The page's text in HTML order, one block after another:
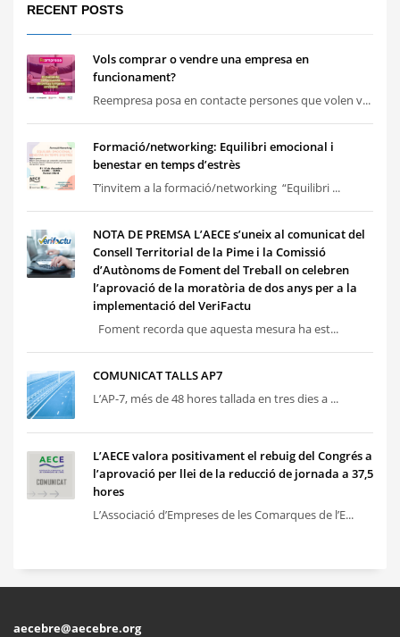
RECENT POSTS
Vols comprar o vendre una empresa en
funcionament?
Reempresa posa en contacte persones que volen v...
Formació/networking: Equilibri emocional i
benestar en temps d’estrès
T’invitem a la formació/networking “Equilibri ...
NOTA DE PREMSA L’AECE s’uneix al comunicat del
Consell Territorial de la Pime i la Comissió
d’Autònoms de Foment del Treball on celebren
l’aprovació de la moratòria de dos anys per a la
implementació del VeriFactu
Foment recorda que aquesta mesura ha est...
COMUNICAT TALLS AP7
L’AP-7, més de 48 hores tallada en tres dies a ...
L’AECE valora positivament el rebuig del Congrés a
l’aprovació per llei de la reducció de jornada a 37,5
hores
L’Associació d’Empreses de les Comarques de l’E...
aecebre@aecebre.org